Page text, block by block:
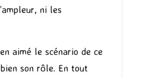
ni les
aimé le scénario de ce
son rôle. En tout